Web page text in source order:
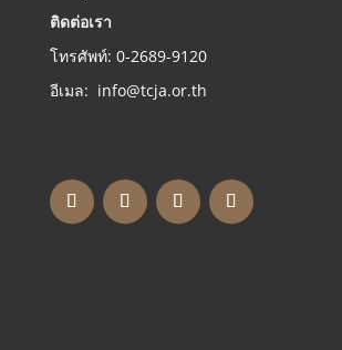
ติดต่อเรา
โทรศัพท์: 0-2689-9120
อีเมล: info@tcja.or.th